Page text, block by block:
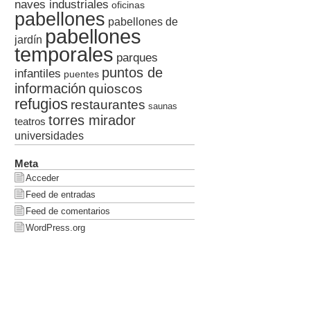
naves industriales oficinas
pabellones pabellones de
jardín pabellones
temporales parques
infantiles puentes puntos de
información quioscos
refugios restaurantes saunas
teatros torres mirador
universidades
Meta
Acceder
Feed de entradas
Feed de comentarios
WordPress.org